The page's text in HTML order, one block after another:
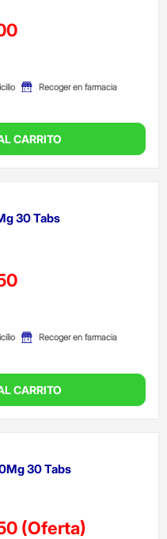
de
Recoger en farmacia
CARRITO
30 Tabs
de
Recoger en farmacia
CARRITO
30 Tabs
(Oferta)